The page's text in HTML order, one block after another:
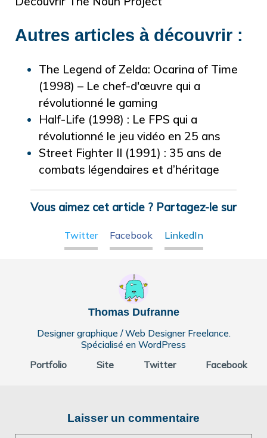
Autres articles à découvrir :
The Legend of Zelda: Ocarina of Time
(1998) – Le chef-d'œuvre qui a
révolutionné le gaming
Half-Life (1998) : Le FPS qui a
révolutionné le jeu vidéo en 25 ans
Street Fighter II (1991) : 35 ans de
combats légendaires et d’héritage
Vous aimez cet article ? Partagez-le sur
Twitter Facebook LinkedIn
Thomas Dufranne
Designer graphique / Web Designer Freelance.
Spécialisé en WordPress
Portfolio
Site Twitter Facebook
Laisser un commentaire